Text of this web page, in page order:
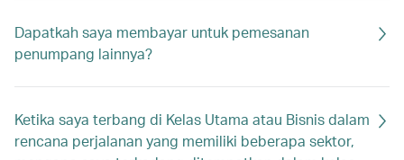
Dapatkah saya membayar untuk pemesanan
penumpang lainnya?
Ketika saya terbang di Kelas Utama atau Bisnis dalam
rencana perjalanan yang memiliki beberapa sektor,